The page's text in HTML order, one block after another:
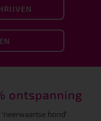
ontspanning
hond’